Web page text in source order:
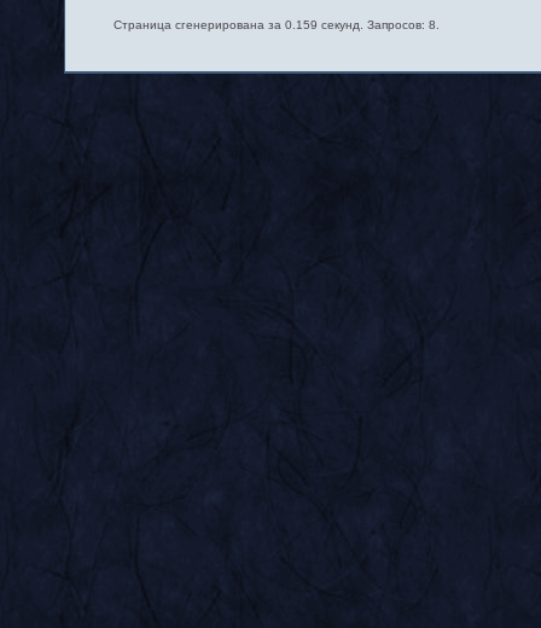
Страница сгенерирована за 0.159 секунд. Запросов: 8.